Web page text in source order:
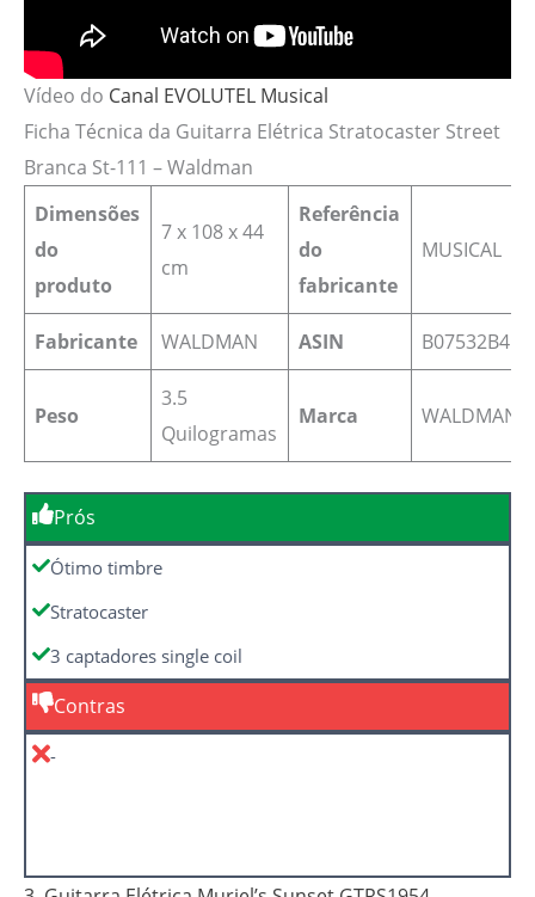
Vídeo do Canal EVOLUTEL Musical
Ficha Técnica da Guitarra Elétrica Stratocaster Street
Branca St-111 – Waldman
Dimensões
do
produto
7 x 108 x 44
cm
Referência
do
fabricante
MUSICAL
Fabricante WALDMAN ASIN ‎B07532B45G
Peso
3.5
Quilogramas
Marca WALDMAN
Prós
Ótimo timbre
Stratocaster
3 captadores single coil
Contras
-